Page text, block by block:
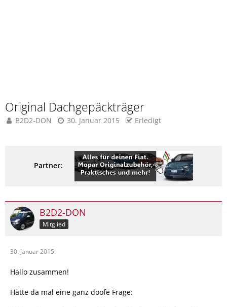
Original Dachgepäckträger
B2D2-DON 30. Januar 2015 Erledigt
Partner:
B2D2-DON
Mitglied
30. Januar 2015
Hallo zusammen!
Hätte da mal eine ganz doofe Frage: